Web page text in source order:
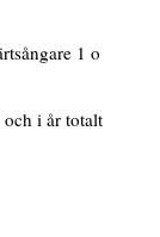
1 o
i år totalt